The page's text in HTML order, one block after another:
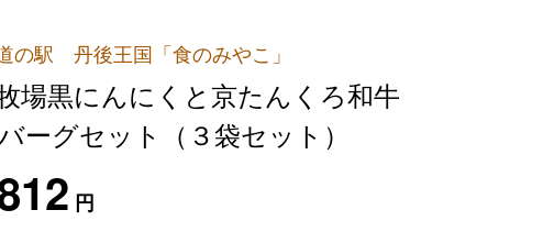
の駅 丹後王国「食のみやこ」
場黒にんにくと京たんくろ和牛
ーグセット（３袋セット）
円